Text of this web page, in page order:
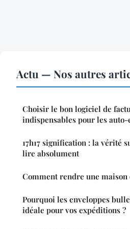
Actu — Nos autres
Choisir le bon logiciel de
indispensables pour les
17h17 signification : la vérité
lire absolument
Comment rendre une maison
Pourquoi les enveloppes
idéale pour vos expéditions ?